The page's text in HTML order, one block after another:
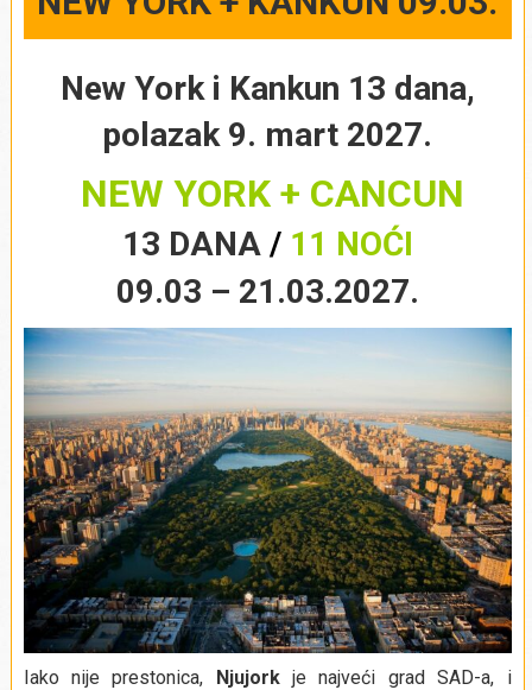
New York i Kankun 13 dana,
polazak 9. mart 2027.
NEW YORK + CANCUN
13 DANA / 11 NOĆI
09.03 – 21.03.2027.
Iako nije prestonica, Njujorkje najveći grad SAD-a, i